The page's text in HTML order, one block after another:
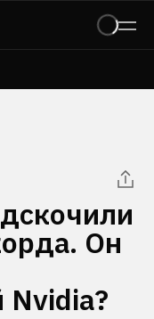
Он
Nvidia?